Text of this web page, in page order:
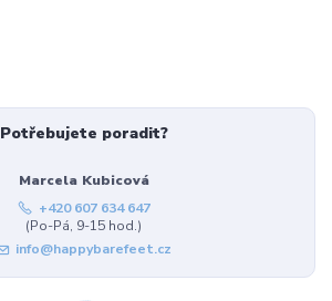
Potřebujete poradit?
Marcela Kubicová
+420 607 634 647
(Po-Pá, 9-15 hod.)
info@happybarefeet.cz